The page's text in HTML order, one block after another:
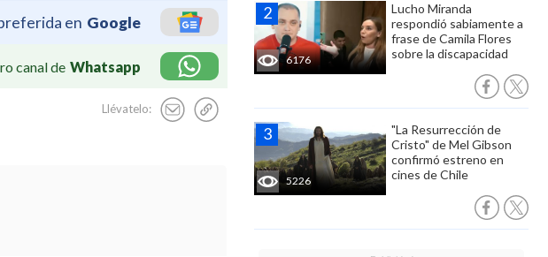
en Google
canal de Whatsapp
Llévatelo:
6176
Lucho Miranda
respondió sabiamente a
frase de Camila Flores
sobre la discapacidad
5226
"La Resurrección de
Cristo" de Mel Gibson
confirmó estreno en
cines de Chile